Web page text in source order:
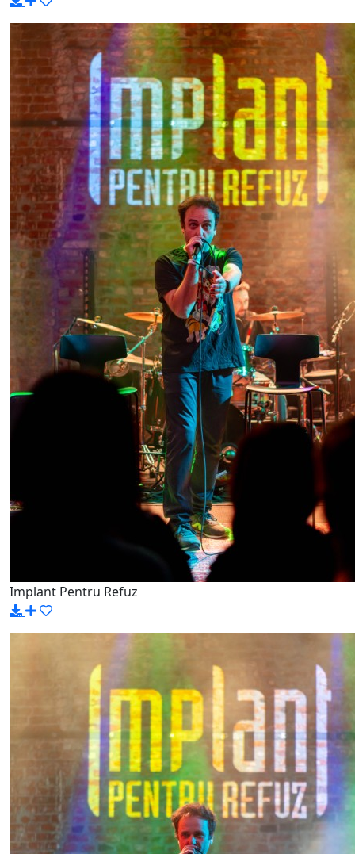
Implant Pentru Refuz